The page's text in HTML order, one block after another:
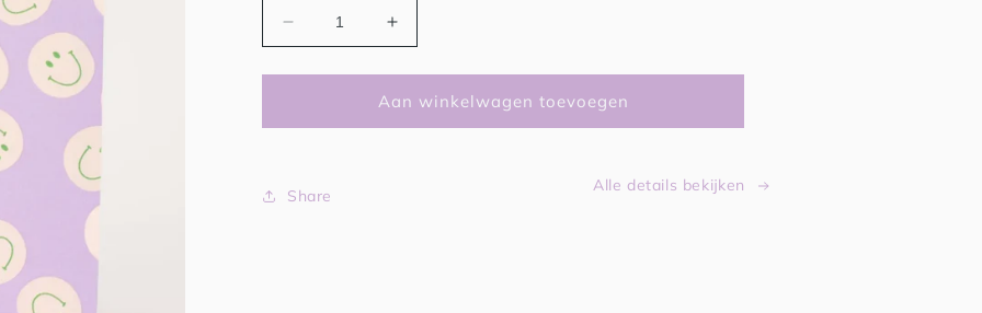
Aantal
verlagen
voor
als
Aantal
verhogen
voor
Inpakken
als
Aan winkelwagen toevoegen
Share
Alle details bekijken